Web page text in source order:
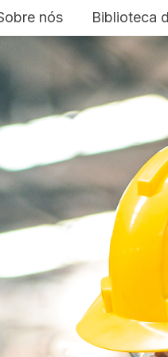
nós Biblioteca